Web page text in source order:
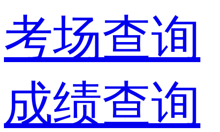
考场查询
成绩查询